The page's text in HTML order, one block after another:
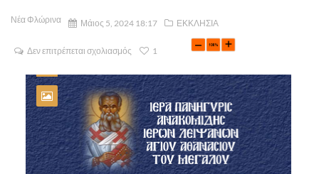
Νέα Φλώρινα Μάιος 5, 2024 18:17 ΕΚΚΛΗΣΙΑ
Δεν επιτρέπεται σχολιασμός 1